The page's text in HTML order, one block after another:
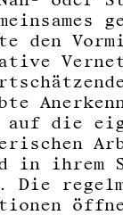
den
die
in ihrem
Die